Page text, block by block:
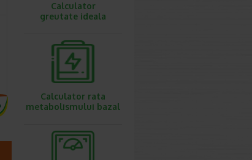
Calculator
greutate ideala
Calculator rata
metabolismului bazal